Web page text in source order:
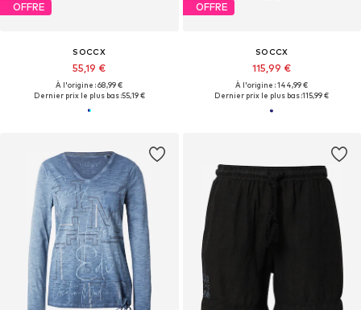
OFFRE
SOCCX
55,19 €
À l'origine : 68,99 €
Dernier prix le plus bas :55,19 €
OFFRE
SOCCX
115,99 €
À l'origine : 144,99 €
Dernier prix le plus bas :115,99 €